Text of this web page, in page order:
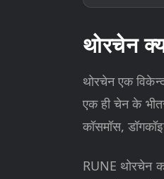
थोरचेन
थोरचेन एक
एक ही चेन के
कॉसमॉस,
RUNE थोरचेन